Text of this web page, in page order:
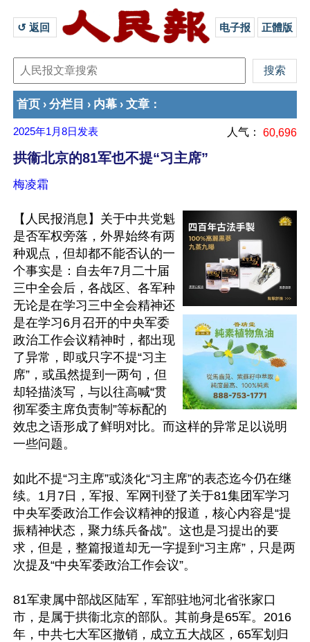
↺ 返回 电子报 正體版
首页 › 分栏目 › 内幕 › 文章 ：
2025年1月8日 发表 人气： 60,696
拱衞北京的81军也不提“习主席”
梅凌霜
【人民报消息】关于中共党魁
是否军权旁落，外界始终有两
种观点，但却都不能否认的一
个事实是：自去年7月二十届
三中全会后，各战区、各军种
无论是在学习三中全会精神还
是在学习6月召开的中央军委
政治工作会议精神时，都出现
了异常，即或只字不提“习主
席”，或虽然提到一两句，但
却轻描淡写，与以往高喊“贯
彻军委主席负责制”等标配的
效忠之语形成了鲜明对比。而这样的异常足以说明
一些问题。
如此不提“习主席”或淡化“习主席”的表态迄今仍在继
续。1月7日，军报、军网刊登了关于81集团军学习
中央军委政治工作会议精神的报道，核心内容是“提
振精神状态，聚力练兵备战”。这也是习提出的要
求，但是，整篇报道却无一字提到“习主席”，只是两
次提及“中央军委政治工作会议”。
81军隶属中部战区陆军，军部驻地河北省张家口
市，是属于拱衞北京的部队。其前身是65军。2016
年，中共七大军区撤销，成立五大战区，65军划归